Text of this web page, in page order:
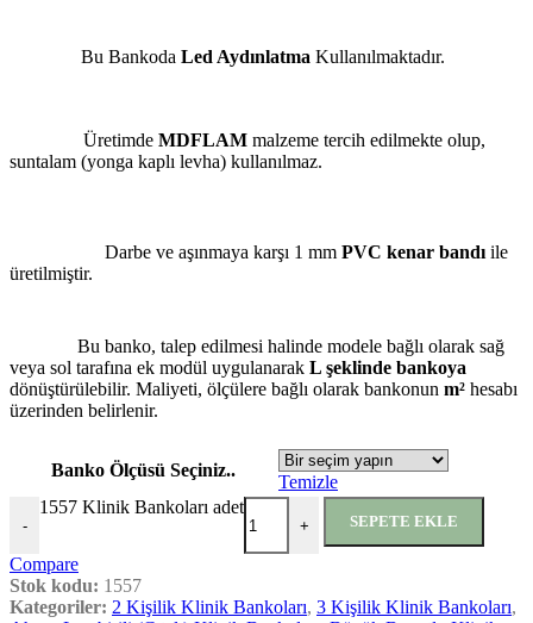
Bu Bankoda Led Aydınlatma Kullanılmaktadır.
Üretimde MDFLAM malzeme tercih edilmekte olup,
suntalam (yonga kaplı levha) kullanılmaz.
Darbe ve aşınmaya karşı 1 mm PVC kenar bandı ile
üretilmiştir.
Bu banko, talep edilmesi halinde modele bağlı olarak sağ
veya sol tarafına ek modül uygulanarak L şeklinde bankoya
dönüştürülebilir. Maliyeti, ölçülere bağlı olarak bankonun m² hesabı
üzerinden belirlenir.
Banko Ölçüsü Seçiniz..
Temizle
-
1557 Klinik Bankoları adet
+ SEPETE EKLE
Compare
Stok kodu: 1557
Kategoriler: 2 Kişilik Klinik Bankoları, 3 Kişilik Klinik Bankoları,